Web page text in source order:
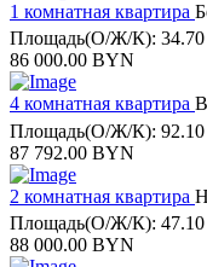
1 комнатная квартира
Площадь(О/Ж/К): 34.70
86 000.00 BYN
4 комнатная квартира
Площадь(О/Ж/К): 92.10
87 792.00 BYN
2 комнатная квартира
Площадь(О/Ж/К): 47.10
88 000.00 BYN